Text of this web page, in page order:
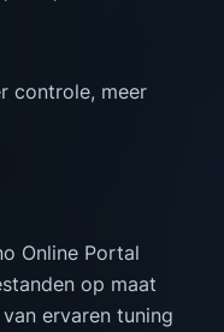
controle, meer
Online Portal
op maat
ervaren tuning